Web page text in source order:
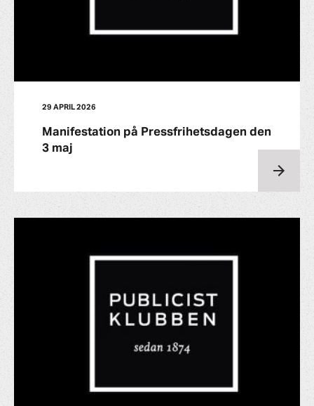
29 APRIL 2026
Manifestation på Pressfrihetsdagen den
3 maj